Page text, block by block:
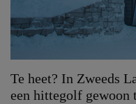
Te heet? In Zweeds
een hittegolf gewoon